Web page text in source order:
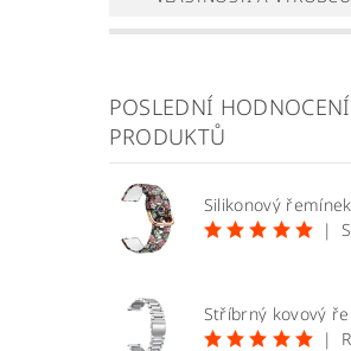
POSLEDNÍ HODNOCENÍ
PRODUKTŮ
|
|